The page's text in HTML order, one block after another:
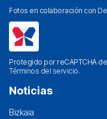
Fotos en colaboración con
Protegido por reCAPTCHA
Términos del servicio.
Noticias
Bizkaia